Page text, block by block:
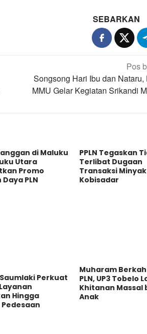
SEBARKAN
Pos
Songsong Hari Ibu dan Nataru,
MMU Gelar Kegiatan Srikandi
di Maluku
Utara
Promo
PLN
PPLN Tegaskan
Terlibat Dugaan
Transaksi
Kobisadar
Saumlaki Perkuat
Hingga
Muharam Berkah
PLN, UP3 Tobelo
Khitanan Massal
Anak